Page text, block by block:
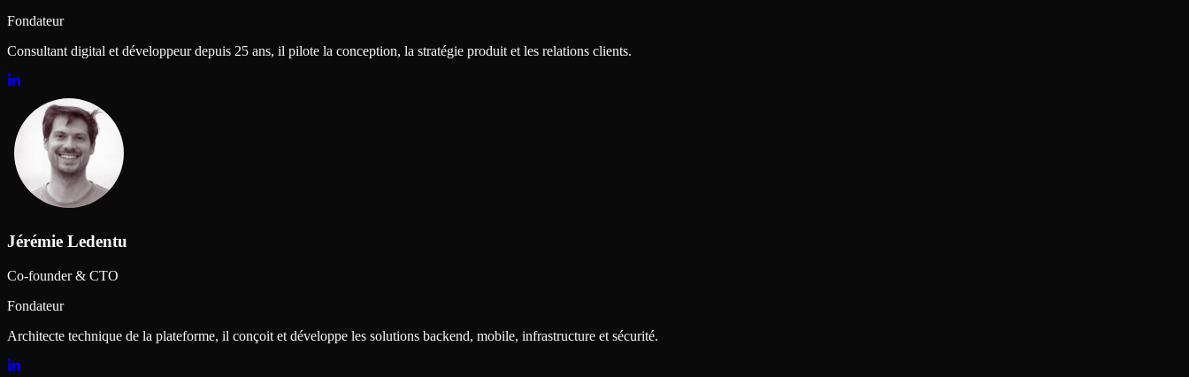
Fondateur
Consultant digital et développeur depuis 25 ans, il pilote la conception, la stratégie produit et les relations clients.
Jérémie Ledentu
Co-founder & CTO
Fondateur
Architecte technique de la plateforme, il conçoit et développe les solutions backend, mobile, infrastructure et sécurité.